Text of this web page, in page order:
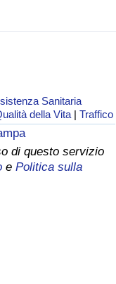
Sanitaria
della Vita |Traffico
di questo servizio
e Politica sulla